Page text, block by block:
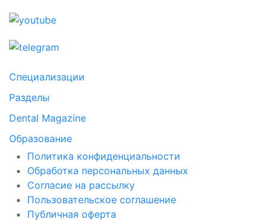
Специализации
Разделы
Dental Magazine
Образование
Политика конфиденциальности
Обработка персональных данных
Согласие на рассылку
Пользовательское соглашение
Публичная оферта